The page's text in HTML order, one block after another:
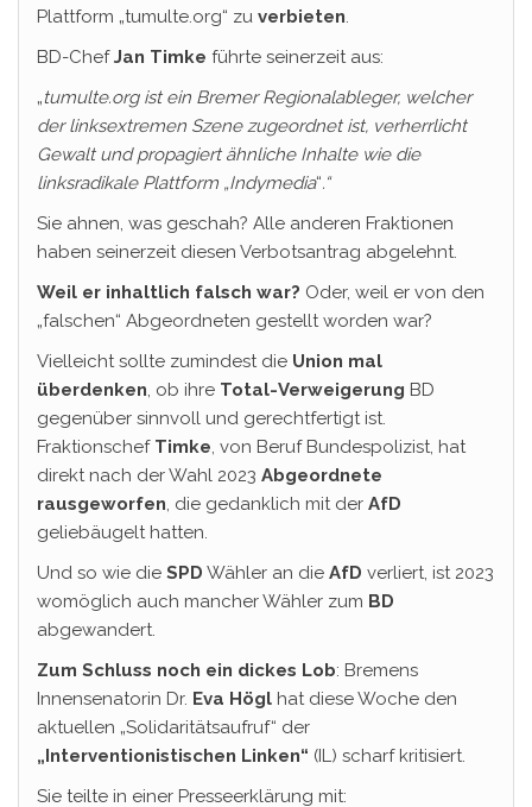
Plattform „tumulte.org“ zu verbieten.
BD-ChefJan Timke führte seinerzeit aus:
„tumulte.org ist ein Bremer Regionalableger, welcher
der linksextremen Szene zugeordnet ist, verherrlicht
Gewalt und propagiert ähnliche Inhalte wie die
linksradikale Plattform „Indymedia“.“
Sie ahnen, was geschah? Alle anderen Fraktionen
haben seinerzeit diesen Verbotsantrag abgelehnt.
Weil er inhaltlich falsch war? Oder, weil er von den
„falschen“ Abgeordneten gestellt worden war?
Vielleicht sollte zumindest die Union mal
überdenken, ob ihre Total-Verweigerung BD
gegenüber sinnvoll und gerechtfertigt ist.
Fraktionschef Timke, von Beruf Bundespolizist, hat
direkt nach der Wahl 2023 Abgeordnete
rausgeworfen, die gedanklich mit der AfD
geliebäugelt hatten.
Und so wie die SPD Wähler an die AfD verliert, ist 2023
womöglich auch mancher Wähler zum BD
abgewandert.
Zum Schluss noch ein dickes Lob: Bremens
Innensenatorin Dr. Eva Högl hat diese Woche den
aktuellen „Solidaritätsaufruf“ der
„Interventionistischen Linken“ (IL) scharf kritisiert.
Sie teilte in einer Presseerklärung mit: